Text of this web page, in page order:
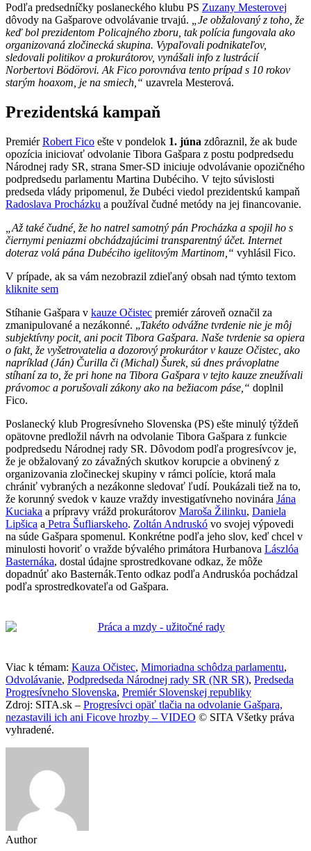
Podľa predsedníčky poslaneckého klubu PS Zuzany Mesterovej
dôvody na Gašparove odvolávanie trvajú. „Je obžalovaný z toho, že
keď bol prezidentom Policajného zboru, tak polícia fungovala ako
organizovaná zločinecká skupina. Vypaľovali podnikateľov,
sledovali politikov a prokurátorov, vynášali info z lustrácií
Norbertovi Bödörovi. Ak Fico porovnáva tento prípad s 10 rokov
starým hoaxom, je na smiech,“ uzavrela Mesterová.
Prezidentská kampaň
PremiérRobert Fico ešte v pondelok 1. júna zdôraznil, že ak bude
opozícia iniciovať odvolanie Tibora Gašpara z postu podpredsedu
Národnej rady SR, strana Smer-SD iniciuje odvolávanie opozičného
podpredsedu parlamentu Martina Dubéciho. V tejto súvislosti
predseda vlády pripomenul, že Dubéci viedol prezidentskú kampaň
Radoslava Procházku a používal čudné metódy na jej financovanie.
„Až také čudné, že ho natrel samotný pán Procházka a spojil ho s
čiernymi peniazmi obchádzajúcimi transparentný účet. Internet
doteraz volá pána Dubéciho igelitovým Martinom,“ vyhlásil Fico.
V prípade, ak sa vám nezobrazil zdieľaný obsah nad týmto textom
kliknite sem
Stíhanie Gašpara v kauze Očistec premiér zároveň označil za
zmanipulované a nezákonné. „Takéto odvážne tvrdenie nie je môj
subjektívny pocit, ani pocit Tibora Gašpara. Naše tvrdenie sa opiera
o fakt, že vyšetrovatelia a dozorový prokurátor v kauze Očistec, ako
napríklad (Ján) Čurilla či (Michal) Šurek, sú dnes právoplatne
stíhaní za to, že pri hone na Tibora Gašpara v tejto kauze zneužívali
právomoc a porušovali zákony ako na bežiacom páse,“ doplnil
Fico.
Poslanecký klub Progresívneho Slovenska (PS) ešte minulý týždeň
opätovne predložil návrh na odvolanie Tibora Gašpara z funkcie
podpredsedu Národnej rady SR. Dôvodom podľa progresívcov je,
že je obžalovaný zo závažných skutkov korupcie a obvinený z
organizovania zločineckej skupiny v rámci polície, ktorá mala
chrániť vybraných a nezákonne sledovať ľudí. Poukázali tiež na to,
že korunný svedok v kauze vraždy investigatívneho novinára Jána
Kuciaka a prípravy vrážd prokurátorov Maroša Žilinku, Daniela
Lipšica a Petra Šufliarskeho. Zoltán Andruskó vo svojej výpovedi
na súde Gašpara spomenul. Konkrétne podľa jeho slov, keď chcel v
minulosti hovoriť o vražde bývalého primátora Hurbanova Lászlóa
Basternáka, dostal údajne sprostredkovane odkaz, že môže
dopadnúť ako Basternák.Tento odkaz podľa Andruskóa pochádzal
podľa sprostredkovateľa od Gašpara.
Viac k témam: Kauza Očistec, Mimoriadna schôdza parlamentu,
Odvolávanie, Podpredseda Národnej rady SR (NR SR), Predseda
Progresívneho Slovenska, Premiér Slovenskej republiky
Zdroj: SITA.sk – Progresívci opäť tlačia na odvolanie Gašpara,
nezastavili ich ani Ficove hrozby – VIDEO © SITA Všetky práva
vyhradené.
Author